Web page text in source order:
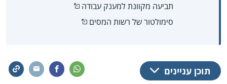
תביעה מקוונת למענק עבודה
סימולטור של רשות המסים
תוכן עניינים